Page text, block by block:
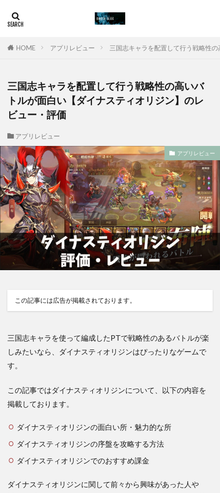
HOME アプリレビュー 三国志キャラを配置して行う戦略性
三国志キャラを配置して行う戦略性の高いバ
トルが面白い【ダイナスティオリジン】のレ
ビュー・評価
アプリレビュー
アプリレビュー
この記事には広告が掲載されております。
三国志キャラを使って編成したPTで戦略性のあるバトルが楽
しみたいなら、ダイナスティオリジンはぴったりなゲームで
す。
この記事ではダイナスティオリジンについて、以下の内容を
掲載しております。
ダイナスティオリジンの面白い所・魅力的な所
ダイナスティオリジンの序盤を攻略する方法
ダイナスティオリジンでのおすすめ課金
ダイナスティオリジンに関して前々から興味があった人や